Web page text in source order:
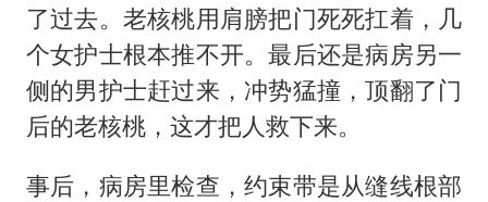
了过去。老核桃用肩膀把门死死扛着，几
个女护士根本推不开。最后还是病房另一
侧的男护士赶过来，冲势猛撞，顶翻了门
后的老核桃，这才把人救下来。
事后，病房里检查，约束带是从缝线根部